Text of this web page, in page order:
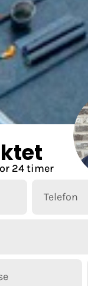
24 timer